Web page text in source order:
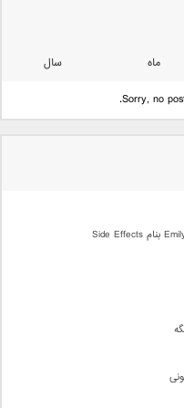
ماه
سال
Sorry, no